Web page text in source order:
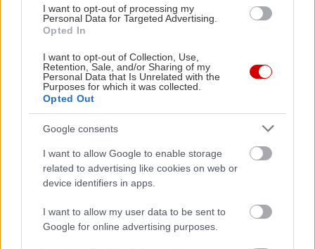
I want to opt-out of processing my
Personal Data for Targeted Advertising.
Opted In
I want to opt-out of Collection, Use,
Retention, Sale, and/or Sharing of my
Personal Data that Is Unrelated with the
Purposes for which it was collected.
Opted Out
Google consents
I want to allow Google to enable storage
related to advertising like cookies on web or
device identifiers in apps.
I want to allow my user data to be sent to
Google for online advertising purposes.
με περισσότερα από 10.000 σημεία πώλησης, η
Peugeot αύξησε τις πωλήσεις της κατά 12.3% το
δηλώνοντας δυναμικό παρόν σε όλες τις μεγάλες
και αναπτυσσόμενες αγορές. Υψηλής ποιότητας
προϊόντα και υπηρεσίες, εκλεπτυσμένος
σχεδιασμός, προσοχή στη λεπτομέρεια και
οδηγική απόλαυση αποτελούν τα εχέγγυα της
επιτυχίας της μάρκας. Ξεκινώντας το 1889, η
ιστορία της Peugeot στην αυτοκινητοβιομηχανία
έχει εμπλουτισθεί περαιτέρω με την φετινή νίκη
στο Ράλι Ντακάρ, πετυχαίνοντας το 1-2-3 με το